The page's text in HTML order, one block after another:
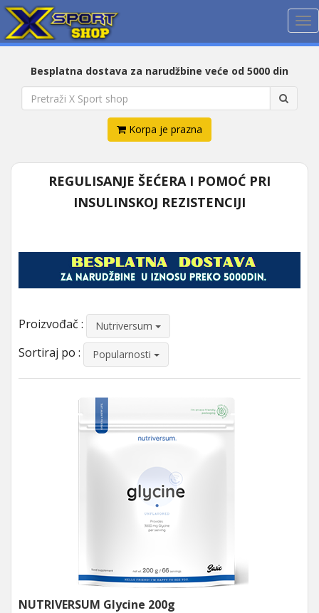
Besplatna dostava za narudžbine veće od 5000 din
Korpa je prazna
REGULISANJE ŠEĆERA I POMOĆ PRI
INSULINSKOJ REZISTENCIJI
Proizvođač : Nutriversum
Sortiraj po : Popularnosti
NUTRIVERSUM Glycine 200g